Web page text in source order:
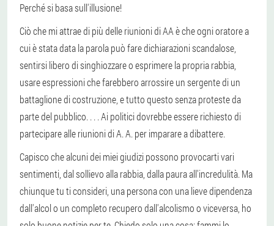
Perché si basa sull'illusione!
Ciò che mi attrae di più delle riunioni di AA è che ogni oratore a
cui è stata data la parola può fare dichiarazioni scandalose,
sentirsi libero di singhiozzare o esprimere la propria rabbia,
usare espressioni che farebbero arrossire un sergente di un
battaglione di costruzione, e tutto questo senza proteste da
parte del pubblico. . . . Ai politici dovrebbe essere richiesto di
partecipare alle riunioni di A. A. per imparare a dibattere.
Capisco che alcuni dei miei giudizi possono provocarti vari
sentimenti, dal sollievo alla rabbia, dalla paura all'incredulità. Ma
chiunque tu ti consideri, una persona con una lieve dipendenza
dall'alcol o un completo recupero dall'alcolismo o viceversa, ho